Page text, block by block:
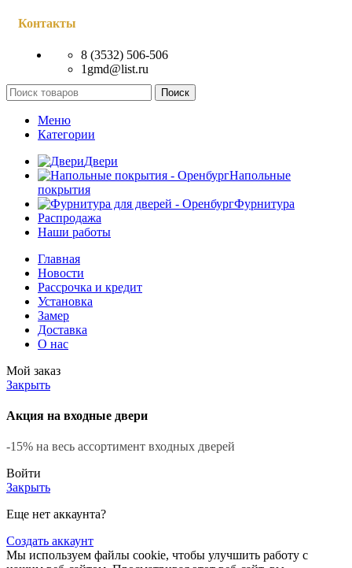
Контакты
8 (3532) 506-506
1gmd@list.ru
Поиск
Меню
Категории
Двери
Напольные
покрытия
Фурнитура
Распродажа
Наши работы
Главная
Новости
Рассрочка и кредит
Установка
Замер
Доставка
О нас
Мой заказ
Закрыть
Акция на входные двери
-15% на весь ассортимент входных дверей
Войти
Закрыть
Еще нет аккаунта?
Создать аккаунт
Мы используем файлы cookie, чтобы улучшить работу с